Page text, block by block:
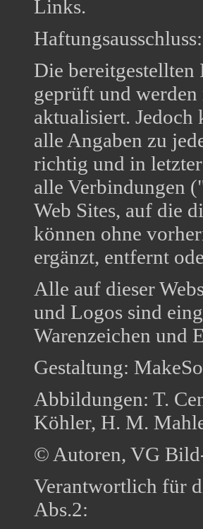
Links.
Haftungsausschluss:
Die
geprüft und werden
aktualisiert. Jedoch
alle Angaben zu
richtig und in
alle Verbindungen
Web Sites, auf die
können ohne
ergänzt, entfernt
Alle auf dieser
und Logos sind
Warenzeichen und
Gestaltung:
Abbildungen: T.
Köhler, H. M.
© Autoren, VG
Verantwortlich für
Abs.2: